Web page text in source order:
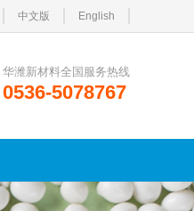
中文版 English
华潍新材料全国服务热线
0536-5078767